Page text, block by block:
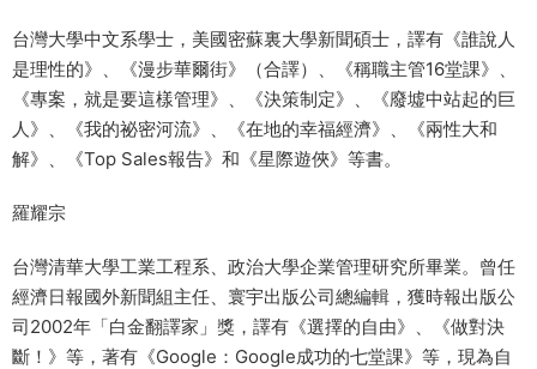
台灣大學中文系學士，美國密蘇裏大學新聞碩士，譯有《誰說人
是理性的》、《漫步華爾街》（合譯）、《稱職主管16堂課》、
《專案，就是要這樣管理》、《決策制定》、《廢墟中站起的巨
人》、《我的祕密河流》、《在地的幸福經濟》、《兩性大和
解》、《Top Sales報告》和《星際遊俠》等書。
羅耀宗
台灣清華大學工業工程系、政治大學企業管理研究所畢業。曾任
經濟日報國外新聞組主任、寰宇出版公司總編輯，獲時報出版公
司2002年「白金翻譯家」獎，譯有《選擇的自由》、《做對決
斷！》等，著有《Google：Google成功的七堂課》等，現為自